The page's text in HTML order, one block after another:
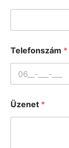
Telefonszám *
Üzenet *